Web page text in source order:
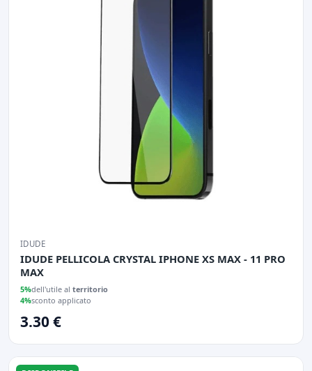
IDUDE
IDUDE PELLICOLA CRYSTAL IPHONE XS MAX - 11 PRO
MAX
5%dell'utile al territorio
4%sconto applicato
3.30 €